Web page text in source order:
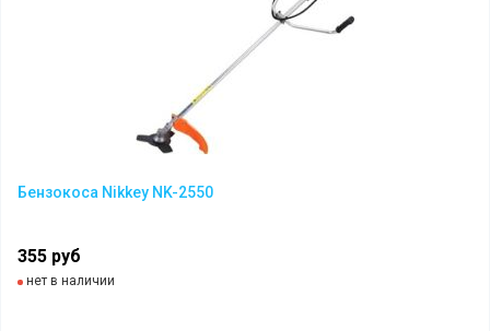
Бензокоса Nikkey NK-2550
355 руб
нет в наличии